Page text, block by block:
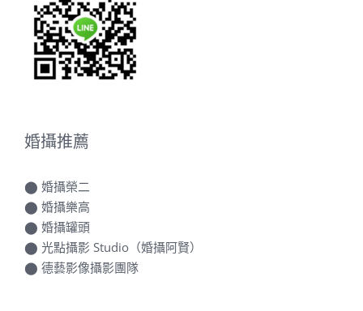
婚攝推薦
⬤ 婚攝榮二
⬤ 婚攝樂高
⬤ 婚攝罐頭
⬤ 光點攝影 Studio（婚攝阿賢）
⬤ 德藝影像攝影團隊